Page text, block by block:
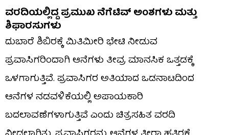
ವರದಿಯಲ್ಲಿದ್ದ ಪ್ರಮುಖ ನೆಗೆಟಿವ್ ಅಂಶಗಳು ಮತ್ತು
ಶಿಫಾರಸುಗಳು
ದುಬಾರೆ ಶಿಬಿರಕ್ಕೆ ಮಿತಿಮೀರಿ ಭೇಟಿ ನೀಡುವ
ಪ್ರವಾಸಿಗರಿಂದಾಗಿ ಆನೆಗಳು ತೀವ್ರ ಮಾನಸಿಕ ಒತ್ತಡಕ್ಕೆ
ಒಳಗಾಗುತ್ತಿವೆ. ಪ್ರವಾಸಿಗರ ಅತಿಯಾದ ಒಡನಾಟದಿಂದ
ಆನೆಗಳ ನಡವಳಿಕೆಯಲ್ಲಿ ಅಪಾಯಕಾರಿ
ಬದಲಾವಣೆಗಳಾಗುತ್ತಿವೆ ಎಂದು ಚಿತ್ರಸಹಿತ ವರದಿ